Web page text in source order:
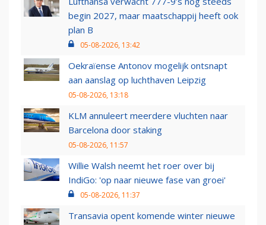
begin 2027, maar maatschappij heeft ook
plan B
05-08-2026, 13:42
Oekraïense Antonov mogelijk ontsnapt
aan aanslag op luchthaven Leipzig
05-08-2026, 13:18
KLM annuleert meerdere vluchten naar
Barcelona door staking
05-08-2026, 11:57
Willie Walsh neemt het roer over bij
IndiGo: 'op naar nieuwe fase van groei'
05-08-2026, 11:37
Transavia opent komende winter nieuwe